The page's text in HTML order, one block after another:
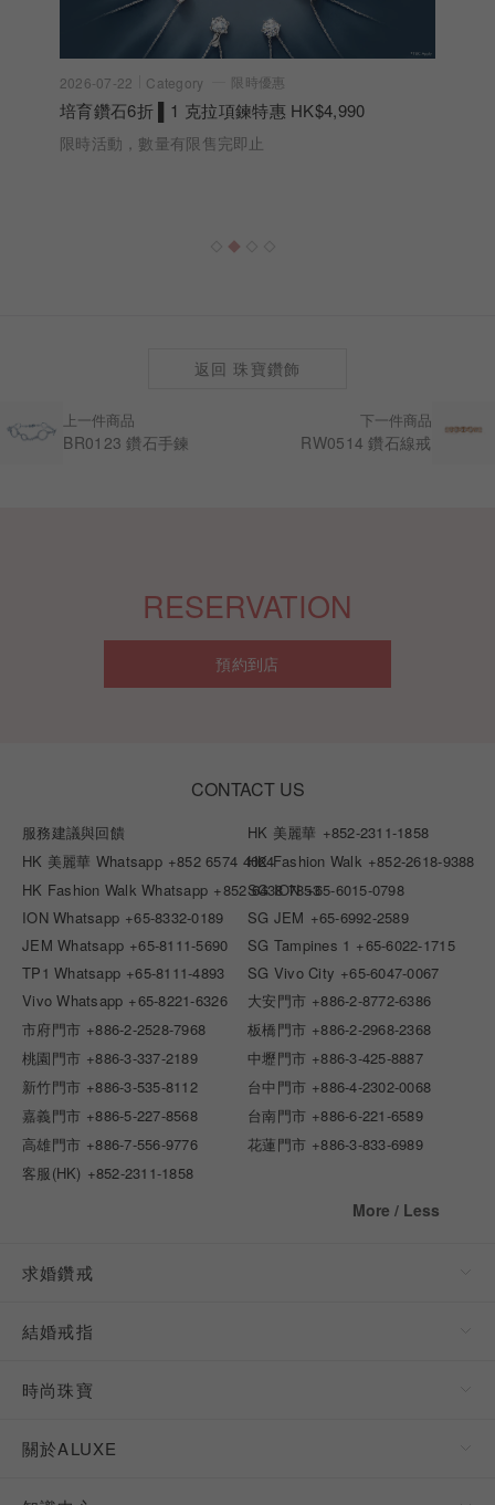
2026-07-22 Category 限時優惠
培育鑽石6折 ▌1 克拉項鍊特惠 HK$4,990
限時活動，數量有限售完即止
上一件商品
BR0123 鑽石手鍊
下一件商品
RW0514 鑽石線戒
返回 珠寶鑽飾
RESERVATION
預約到店
CONTACT US
服務建議與回饋 HK 美麗華 +852-2311-1858
HK 美麗華 Whatsapp +852 6574 4024HK Fashion Walk +852-2618-9388
HK Fashion Walk Whatsapp +852 6438 7853
SG ION +65-6015-0798
ION Whatsapp +65-8332-0189 SG JEM +65-6992-2589
JEM Whatsapp +65-8111-5690 SG Tampines 1 +65-6022-1715
TP1 Whatsapp +65-8111-4893 SG Vivo City +65-6047-0067
Vivo Whatsapp +65-8221-6326 大安門市 +886-2-8772-6386
市府門市 +886-2-2528-7968 板橋門市 +886-2-2968-2368
桃園門市 +886-3-337-2189 中壢門市 +886-3-425-8887
新竹門市 +886-3-535-8112 台中門市 +886-4-2302-0068
嘉義門市 +886-5-227-8568 台南門市 +886-6-221-6589
高雄門市 +886-7-556-9776 花蓮門市 +886-3-833-6989
客服(HK) +852-2311-1858
More / Less
求婚鑽戒
結婚戒指
時尚珠寶
關於ALUXE